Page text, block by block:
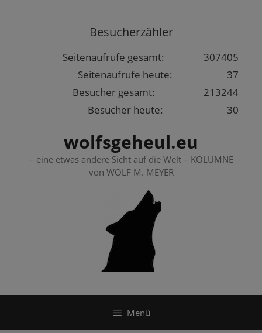
Besucherzähler
307405
Seitenaufrufe gesamt:
37
Seitenaufrufe heute:
213244
Besucher gesamt:
30
Besucher heute:
wolfsgeheul.eu
– eine etwas andere Sicht auf die Welt – KOLUMNE
von WOLF M. MEYER
Menü